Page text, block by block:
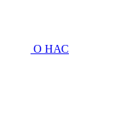
О НАС